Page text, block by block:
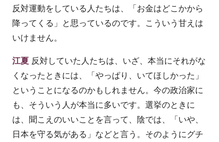
反対運動をしている人たちは、「お金はどこかから
降ってくる」と思っているのです。こういう甘えは
いけません。
江夏 反対していた人たちは、いざ、本当にそれがな
くなったときには、「やっぱり、いてほしかった」
ということになるのかもしれません。今の政治家に
も、そういう人が本当に多いです。選挙のときに
は、聞こえのいいことを言って、陰では、「いや、
日本を守る気がある」などと言う。そのようにグチ